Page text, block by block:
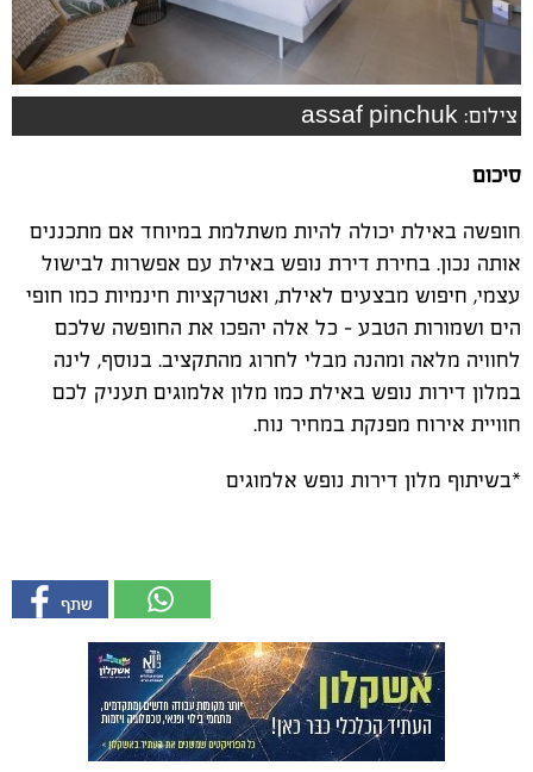
צילום: assaf pinchuk
סיכום
חופשה באילת יכולה להיות משתלמת במיוחד אם מתכננים
אותה נכון. בחירת דירת נופש באילת עם אפשרות לבישול
עצמי, חיפוש מבצעים לאילת, ואטרקציות חינמיות כמו חופי
הים ושמורות הטבע – כל אלה יהפכו את החופשה שלכם
לחוויה מלאה ומהנה מבלי לחרוג מהתקציב. בנוסף, לינה
במלון דירות נופש באילת כמו מלון אלמוגים תעניק לכם
חוויית אירוח מפנקת במחיר נוח.
*בשיתוף מלון דירות נופש אלמוגים